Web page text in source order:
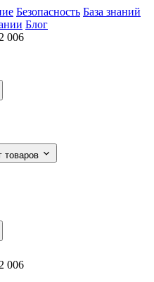
Безопасность База знаний
Блог
2 006
товаров
2 006